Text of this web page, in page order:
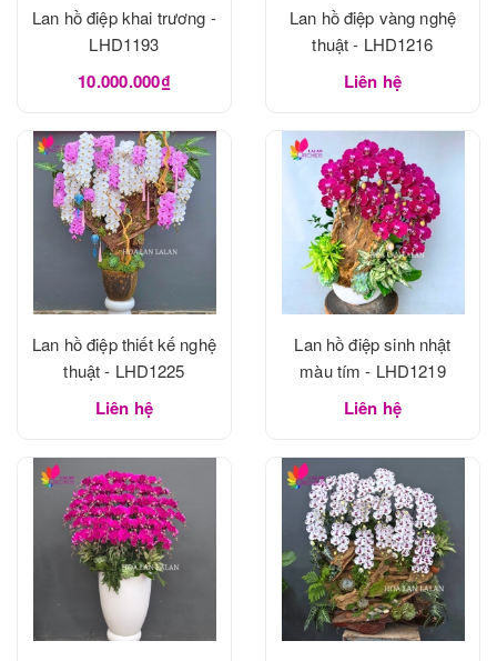
Lan hồ điệp khai trương -
LHD1193
10.000.000₫
Lan hồ điệp vàng nghệ
thuật - LHD1216
Liên hệ
Lan hồ điệp thiết kế nghệ
thuật - LHD1225
Liên hệ
Lan hồ điệp sinh nhật
màu tím - LHD1219
Liên hệ